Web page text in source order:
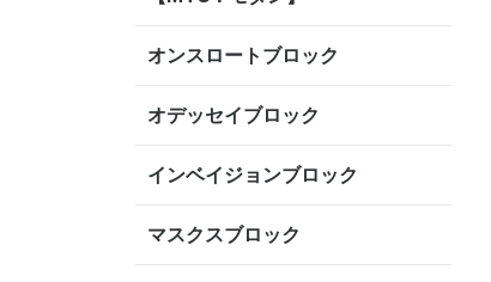
オンスロートブロック
オデッセイブロック
インベイジョンブロック
マスクスブロック